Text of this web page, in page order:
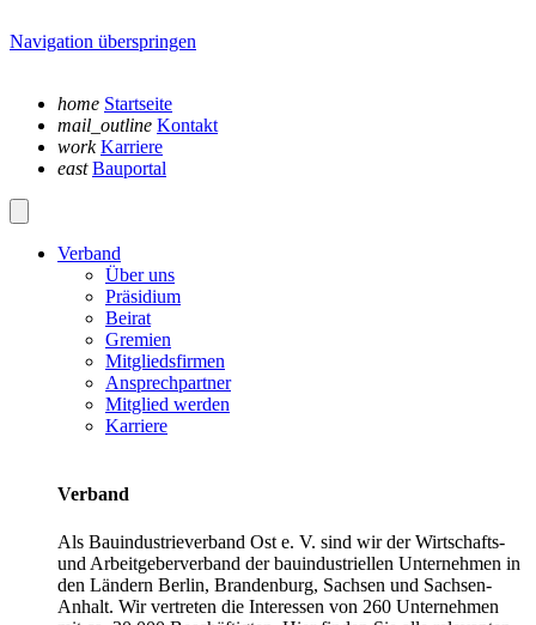
Navigation überspringen
home Startseite
mail_outline Kontakt
work Karriere
east Bauportal
Verband
Über uns
Präsidium
Beirat
Gremien
Mitgliedsfirmen
Ansprechpartner
Mitglied werden
Karriere
Verband
Als Bauindustrieverband Ost e. V. sind wir der Wirtschafts-
und Arbeitgeberverband der bauindustriellen Unternehmen in
den Ländern Berlin, Brandenburg, Sachsen und Sachsen-
Anhalt. Wir vertreten die Interessen von 260 Unternehmen